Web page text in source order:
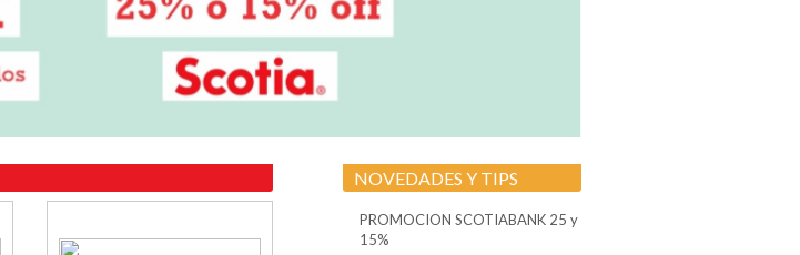
NOVEDADES Y TIPS
PROMOCION SCOTIABANK 25 y
15%